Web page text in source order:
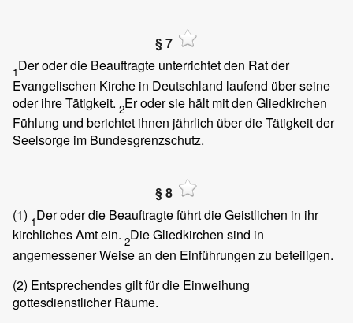
§ 7
1Der oder die Beauftragte unterrichtet den Rat der
Evangelischen Kirche in Deutschland laufend über seine
oder ihre Tätigkeit. 2Er oder sie hält mit den Gliedkirchen
Fühlung und berichtet ihnen jährlich über die Tätigkeit der
Seelsorge im Bundesgrenzschutz.
§ 8
(1) 1Der oder die Beauftragte führt die Geistlichen in ihr
kirchliches Amt ein. 2Die Gliedkirchen sind in
angemessener Weise an den Einführungen zu beteiligen.
(2) Entsprechendes gilt für die Einweihung
gottesdienstlicher Räume.